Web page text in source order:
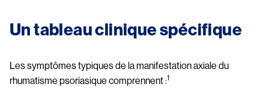
Un tableau clinique spécifique
Les symptômes typiques de la manifestation axiale du
rhumatisme psoriasique comprennent :1